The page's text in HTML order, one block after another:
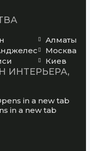
Алматы
Москва
Киев
ИНТЕРЬЕРА,
in a new tab
in a new tab